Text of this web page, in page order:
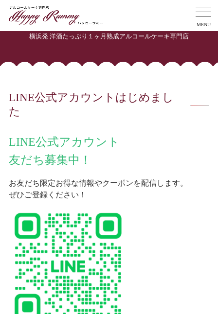
MENU
横浜発 洋酒たっぷり１ヶ月熟成アルコールケーキ専門店
LINE公式アカウントはじめまし
た
LINE公式アカウント
友だち募集中！
お友だち限定お得な情報やクーポンを配信します。
ぜひご登録ください！